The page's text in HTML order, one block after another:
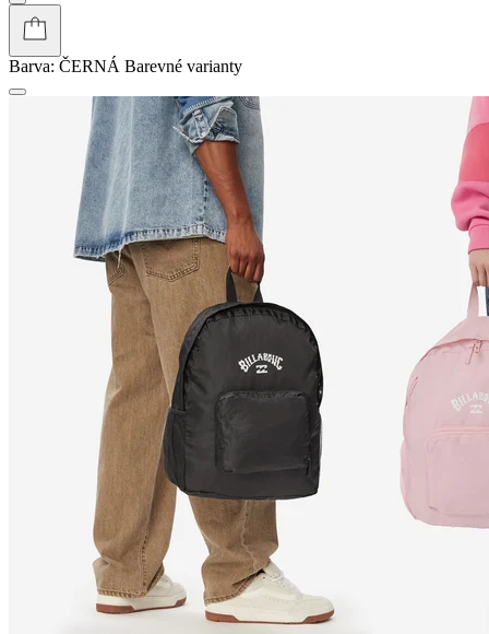
Barva: ČERNÁ Barevné varianty